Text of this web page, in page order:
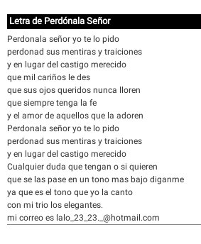
Letra de Perdónala Señor
Perdonala señor yo te lo pido
perdonad sus mentiras y traiciones
y en lugar del castigo merecido
que mil cariños le des
que sus ojos queridos nunca lloren
que siempre tenga la fe
y el amor de aquellos que la adoren
Perdonala señor yo te lo pido
perdonad sus mentiras y traiciones
y en lugar del castigo merecido
Cualquier duda que tengan o si quieren
que se las pase en un tono mas bajo diganme
ya que es el tono que yo la canto
con mi trio los elegantes.
mi correo es lalo_23_23._@hotmail.com